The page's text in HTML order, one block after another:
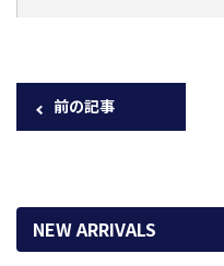
前の記事
NEW ARRIVALS